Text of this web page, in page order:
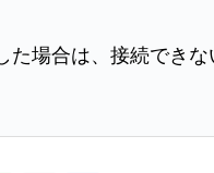
場合は、接続できな